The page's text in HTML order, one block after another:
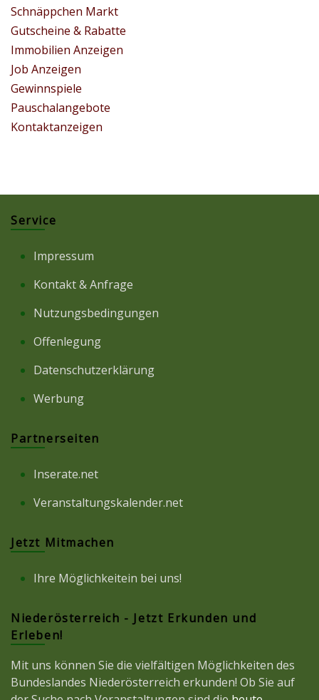
Schnäppchen Markt
Gutscheine & Rabatte
Immobilien Anzeigen
Job Anzeigen
Gewinnspiele
Pauschalangebote
Kontaktanzeigen
Service
Impressum
Kontakt & Anfrage
Nutzungsbedingungen
Offenlegung
Datenschutzerklärung
Werbung
Partnerseiten
Inserate.net
Veranstaltungskalender.net
Jetzt Mitmachen
Ihre Möglichkeitein bei uns!
Niederösterreich - Jetzt Erkunden und
Erleben!
Mit uns können Sie die vielfältigen Möglichkeiten des
Bundeslandes Niederösterreich erkunden! Ob Sie auf